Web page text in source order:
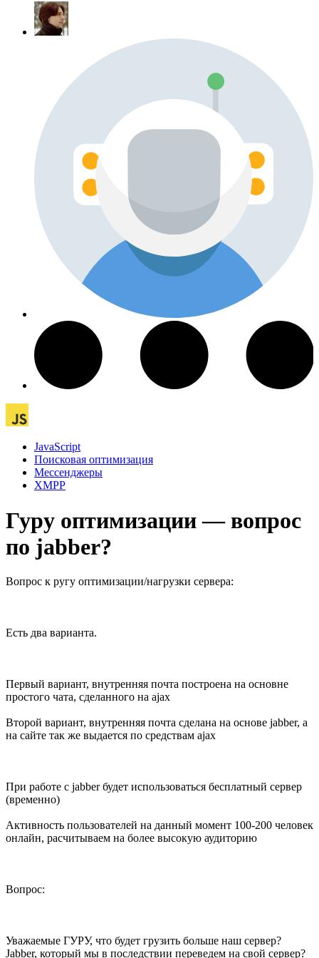
JavaScript
Поисковая оптимизация
Мессенджеры
XMPP
Гуру оптимизации — вопрос
по jabber?
Вопрос к ругу оптимизации/нагрузки сервера:
Есть два варианта.
Первый вариант, внутренняя почта построена на основне
простого чата, сделанного на ajax
Второй вариант, внутренняя почта сделана на основе jabber, а
на сайте так же выдается по средствам ajax
При работе с jabber будет использоваться бесплатный сервер
(временно)
Активность пользователей на данный момент 100-200 человек
онлайн, расчитываем на более высокую аудиторию
Вопрос:
Уважаемые ГУРУ, что будет грузить больше наш сервер?
Jabber, который мы в последствии переведем на свой сервер?